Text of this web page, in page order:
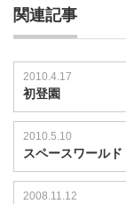
関連記事
2010.4.17
初登園
2010.5.10
スペースワール
2008.11.12